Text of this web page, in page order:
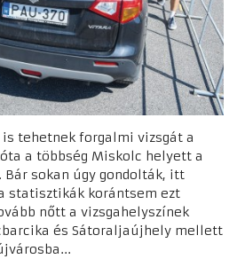
tehetnek forgalmi vizsgát a
a többség Miskolc helyett a
sokan úgy gondolták, itt
statisztikák korántsem ezt
nőtt a vizsgahelyszínek
és Sátoraljaújhely mellett